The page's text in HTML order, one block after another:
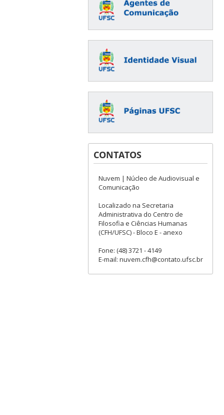
CONTATOS
Nuvem | Núcleo de Audiovisual e
Comunicação
Localizado na Secretaria
Administrativa do Centro de
Filosofia e Ciências Humanas
(CFH/UFSC) - Bloco E - anexo
Fone: (48) 3721 - 4149
E-mail: nuvem.cfh@contato.ufsc.br